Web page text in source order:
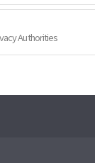
Authorities